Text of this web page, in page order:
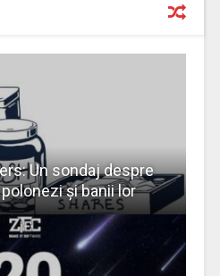
Un sondaj despre
și banii lor